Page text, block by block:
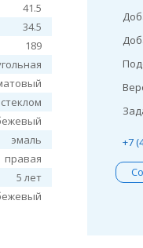
41.5
34.5
189
эмаль
правая
5 лет
+7